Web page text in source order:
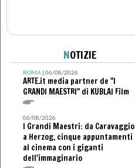
NOTIZIE
ROMA| 06/08/2026
ARTE.it media partner de "I
GRANDI MAESTRI" di KUBLAI Film
06/08/2026
I Grandi Maestri: da Caravaggio
a Herzog, cinque appuntamenti
al cinema con i giganti
dell'immaginario